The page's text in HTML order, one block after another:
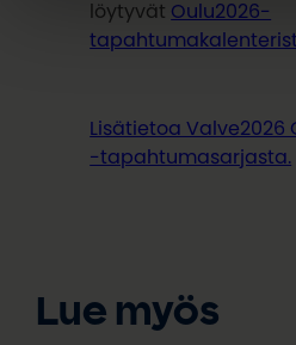
löytyvät Oulu2026-
Lisätietoa Valve2026
-tapahtumasarjasta.
Lue myös